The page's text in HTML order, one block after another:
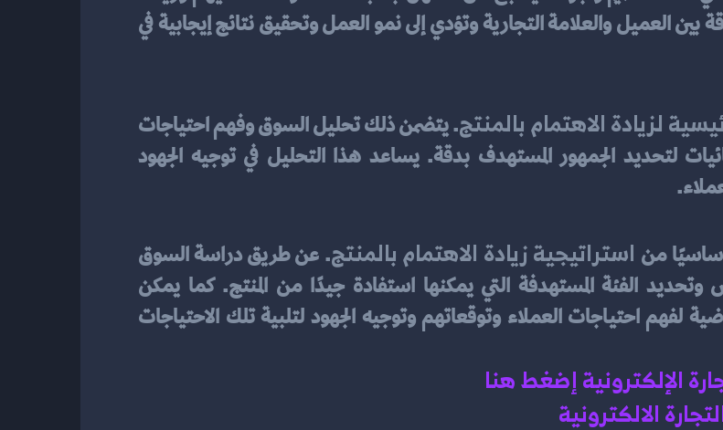
بين العميل والعلامة التجارية وتؤدي إلى نمو العمل وتحقيق نتائج إيجابية في
لزيادة الاهتمام بالمنتج
من استراتيجية زيادة الاهتمام بالمنتج
الإلكترونية إضغط هنا
الالكترونية